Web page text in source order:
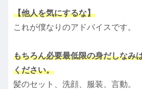
【他人を気にするな】
これが僕なりのアドバイスです。
もちろん必要最低限の身だしなみ
ください。
髪のセット、洗顔、服装、言動。